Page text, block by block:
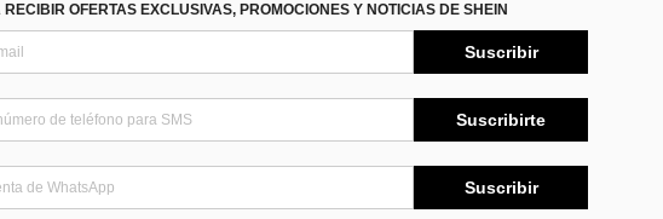
OFERTAS EXCLUSIVAS, PROMOCIONES Y NOTICIAS DE SHEIN
Suscribir
Suscribirte
Suscribir